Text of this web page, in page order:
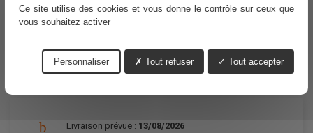
Quantité  Ajouter au panier
Partager
Livraison prévue : 13/08/2026
Ce site utilise des cookies et vous donne le contrôle sur ceux que
vous souhaitez activer
Tout accepter
Tout refuser
Personnaliser